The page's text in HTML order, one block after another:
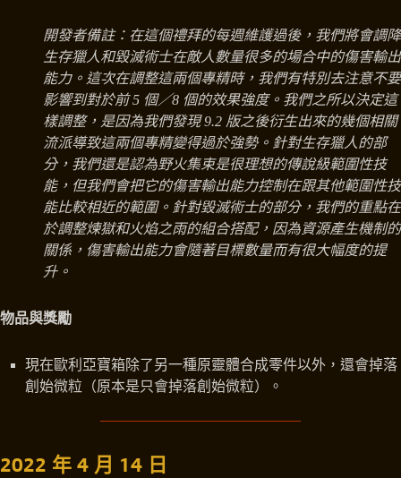
開發者備註：在這個禮拜的每週維護過後，我們將會調降
生存獵人和毀滅術士在敵人數量很多的場合中的傷害輸出
能力。這次在調整這兩個專精時，我們有特別去注意不要
影響到對於前 5 個／8 個的效果強度。我們之所以決定這
樣調整，是因為我們發現 9.2 版之後衍生出來的幾個相關
流派導致這兩個專精變得過於強勢。針對生存獵人的部
分，我們還是認為野火集束是很理想的傳說級範圍性技
能，但我們會把它的傷害輸出能力控制在跟其他範圍性技
能比較相近的範圍。針對毀滅術士的部分，我們的重點在
於調整煉獄和火焰之雨的組合搭配，因為資源產生機制的
關係，傷害輸出能力會隨著目標數量而有很大幅度的提
升。
物品與獎勵
現在歐利亞寶箱除了另一種原靈體合成零件以外，還會掉落
創始微粒（原本是只會掉落創始微粒）。
2022 年 4 月 14 日